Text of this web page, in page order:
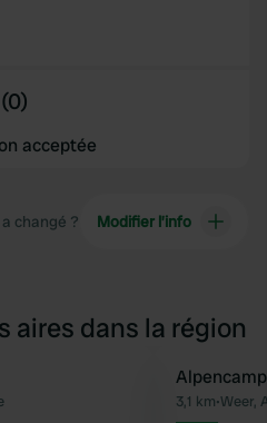
acceptée
a changé ? Modifier l’info
aires dans la région
Préféré3,1 km•Weer,